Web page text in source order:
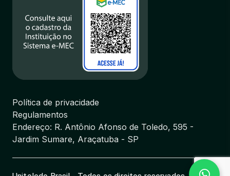
Política de privacidade
Regulamentos
Endereço: R. Antônio Afonso de Toledo, 595 -
Jardim Sumare, Araçatuba - SP